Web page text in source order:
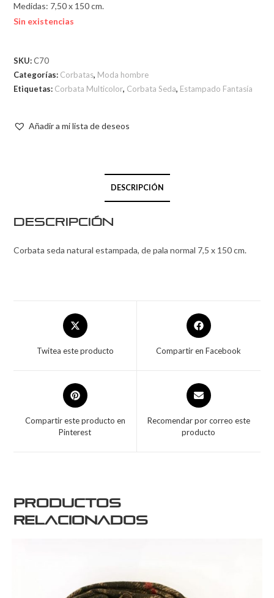
Medidas: 7,50 x 150 cm.
Sin existencias
SKU:C70
Categorías: Corbatas, Moda hombre
Etiquetas: Corbata Multicolor, Corbata Seda, Estampado Fantasía
Añadir a mi lista de deseos
DESCRIPCIÓN
Descripción
Corbata seda natural estampada, de pala normal 7,5 x 150 cm.
Twitea este producto Compartir en Facebook
Compartir este producto en
Pinterest
Recomendar por correo este
producto
Productos
relacionados